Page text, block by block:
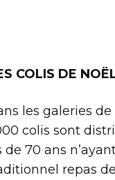
COLIS DE
les galeries de
colis sont
70 ans
repas